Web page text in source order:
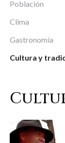
Población
Clima
Gastronomía
Cultura y